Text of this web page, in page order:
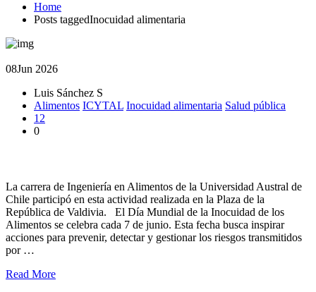
Home
Posts taggedInocuidad alimentaria
08Jun 2026
Luis Sánchez S
Alimentos ICYTAL Inocuidad alimentaria Salud pública
12
0
La carrera de Ingeniería en Alimentos de la Universidad Austral de
Chile participó en esta actividad realizada en la Plaza de la
República de Valdivia. El Día Mundial de la Inocuidad de los
Alimentos se celebra cada 7 de junio. Esta fecha busca inspirar
acciones para prevenir, detectar y gestionar los riesgos transmitidos
por …
Read More